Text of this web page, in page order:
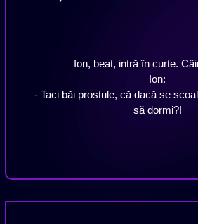
Ion, beat, intră în curte.
Ion:
- Taci băi prostule, că dacă se
să dormi?!